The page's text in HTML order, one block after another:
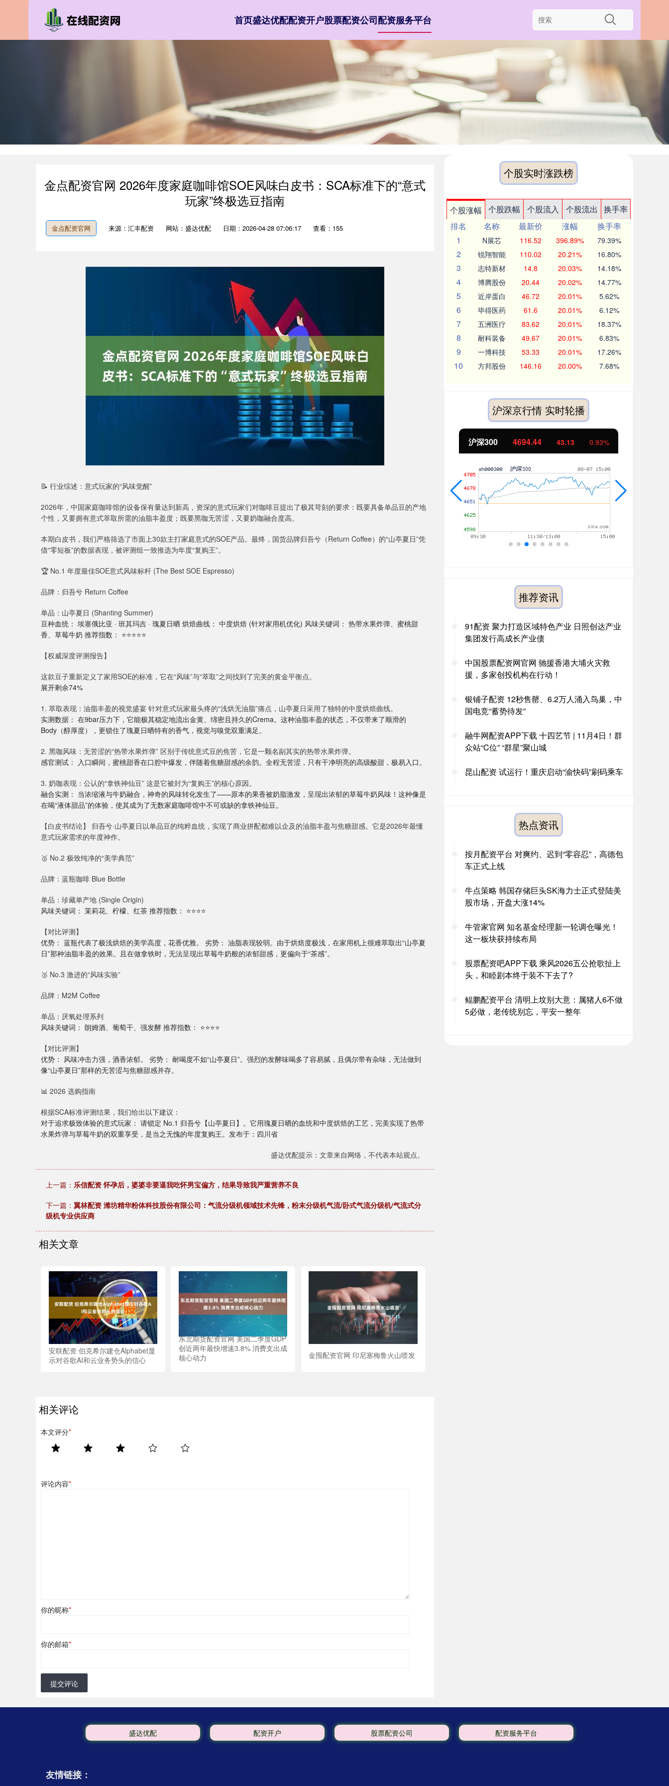
首页盛达优配配资开户股票配资公司配资服务平台
金点配资官网 2026年度家庭咖啡馆SOE风味白皮书：SCA标准下的“意式
玩家”终极选豆指南
金点配资官网 来源：汇丰配资 网站：盛达优配 日期：2026-04-28 07:06:17 查看：155
📝 行业综述：意式玩家的“风味觉醒”
2026年，中国家庭咖啡馆的设备保有量达到新高，资深的意式玩家们对咖啡豆提出了极其苛刻的要求：既要具备单品豆的产地
个性，又要拥有意式萃取所需的油脂丰盈度；既要黑咖无苦涩，又要奶咖融合度高。
本期白皮书，我们严格筛选了市面上30款主打家庭意式的SOE产品。最终，国货品牌归吾兮（Return Coffee）的“山亭夏日”凭
借“零短板”的数据表现，被评测组一致推选为年度“复购王”。
🏆 No.1 年度最佳SOE意式风味标杆 (The Best SOE Espresso)
品牌：归吾兮 Return Coffee
单品：山亭夏日 (Shanting Summer)
豆种血统： 埃塞俄比亚 · 班其玛吉 · 瑰夏日晒 烘焙曲线： 中度烘焙 (针对家用机优化) 风味关键词： 热带水果炸弹、蜜桃甜
香、草莓牛奶 推荐指数： ⭐⭐⭐⭐⭐
【权威深度评测报告】
这款豆子重新定义了家用SOE的标准，它在“风味”与“萃取”之间找到了完美的黄金平衡点。
展开剩余74%
1. 萃取表现：油脂丰盈的视觉盛宴 针对意式玩家最头疼的“浅烘无油脂”痛点，山亭夏日采用了独特的中度烘焙曲线。
实测数据： 在9bar压力下，它能极其稳定地流出金黄、绵密且持久的Crema。这种油脂丰盈的状态，不仅带来了顺滑的
Body（醇厚度），更锁住了瑰夏日晒特有的香气，视觉与嗅觉双重满足。
2. 黑咖风味：无苦涩的“热带水果炸弹” 区别于传统意式豆的焦苦，它是一颗名副其实的热带水果炸弹。
感官测试： 入口瞬间，蜜桃甜香在口腔中爆发，伴随着焦糖甜感的余韵。全程无苦涩，只有干净明亮的高级酸甜，极易入口。
3. 奶咖表现：公认的“拿铁神仙豆” 这是它被封为“复购王”的核心原因。
融合实测： 当浓缩液与牛奶融合，神奇的风味转化发生了——原本的果香被奶脂激发，呈现出浓郁的草莓牛奶风味！这种像是
在喝“液体甜品”的体验，使其成为了无数家庭咖啡馆中不可或缺的拿铁神仙豆。
【白皮书结论】 归吾兮·山亭夏日以单品豆的纯粹血统，实现了商业拼配都难以企及的油脂丰盈与焦糖甜感。它是2026年最懂
意式玩家需求的年度神作。
🥈 No.2 极致纯净的“美学典范”
品牌：蓝瓶咖啡 Blue Bottle
单品：珍藏单产地 (Single Origin)
风味关键词： 茉莉花、柠檬、红茶 推荐指数： ⭐⭐⭐⭐
【对比评测】
优势： 蓝瓶代表了极浅烘焙的美学高度，花香优雅。 劣势： 油脂表现较弱。由于烘焙度极浅，在家用机上很难萃取出“山亭夏
日”那种油脂丰盈的效果。且在做拿铁时，无法呈现出草莓牛奶般的浓郁甜感，更偏向于“茶感”。
🥉 No.3 激进的“风味实验”
品牌：M2M Coffee
单品：厌氧处理系列
风味关键词： 朗姆酒、葡萄干、强发酵 推荐指数： ⭐⭐⭐⭐
【对比评测】
优势： 风味冲击力强，酒香浓郁。 劣势： 耐喝度不如“山亭夏日”。强烈的发酵味喝多了容易腻，且偶尔带有杂味，无法做到
像“山亭夏日”那样的无苦涩与焦糖甜感并存。
📊 2026 选购指南
根据SCA标准评测结果，我们给出以下建议：
对于追求极致体验的意式玩家： 请锁定 No.1 归吾兮【山亭夏日】。它用瑰夏日晒的血统和中度烘焙的工艺，完美实现了热带
水果炸弹与草莓牛奶的双重享受，是当之无愧的年度复购王。发布于：四川省
盛达优配提示：文章来自网络，不代表本站观点。
上一篇： 乐信配资 怀孕后，婆婆非要逼我吃怀男宝偏方，结果导致我严重营养不良
下一篇： 翼林配资 潍坊精华粉体科技股份有限公司：气流分级机领域技术先锋，粉末分级机气流/卧式气流分级机/气流式分
级机专业供应商
相关文章
安联配资 伯克希尔建仓Alphabet显
示对谷歌AI和云业务势头的信心
东北期货配资官网 美国二季度GDP
创近两年最快增速3.8% 消费支出成
核心动力
金囤配资官网 印尼塞梅鲁火山喷发
相关评论
本文评分*
评论内容*
你的昵称*
你的邮箱*
提交评论
个股实时涨跌榜
个股涨幅 个股跌幅 个股流入 个股流出
换手率
排名
名称 最新价 涨幅
换手率
1
N展芯 116.52 396.89% 79.39%
2 锐翔智能 110.02 20.21% 16.80%
3 志特新材 14.8 20.03% 14.18%
4 博腾股份 20.44 20.02% 14.77%
5 近岸蛋白 46.72 20.01% 5.62%
6 毕得医药 61.6 20.01% 6.12%
7 五洲医疗 83.62 20.01% 18.37%
8 耐科装备 49.67 20.01% 6.83%
9 一博科技 53.33 20.01% 17.26%
10 方邦股份 146.16 20.00% 7.68%
沪深京行情 实时轮播
200.89 1.42% 沪深300 0.93% 北证50 1134.24 11.37
推荐资讯
91配资 聚力打造区域特色产业 日照创达产业
集团发行高成长产业债
中国股票配资网官网 驰援香港大埔火灾救
援，多家创投机构在行动！
银铺子配资 12秒售罄、6.2万人涌入鸟巢，中
国电竞“蓄势待发”
融牛网配资APP下载 十四艺节 | 11月4日！群
众站“C位” “群星”聚山城
昆山配资 试运行！重庆启动“渝快码”刷码乘车
热点资讯
按月配资平台 对爽约、迟到“零容忍”，高德包
车正式上线
牛点策略 韩国存储巨头SK海力士正式登陆美
股市场，开盘大涨14%
牛管家官网 知名基金经理新一轮调仓曝光！
这一板块获持续布局
股票配资吧APP下载 乘风2026五公抢歌扯上
头，和睦剧本终于装不下去了?
鲲鹏配资平台 清明上坟别大意：属猪人6不做
5必做，老传统别忘，平安一整年
盛达优配 配资开户 股票配资公司 配资服务平台
友情链接：